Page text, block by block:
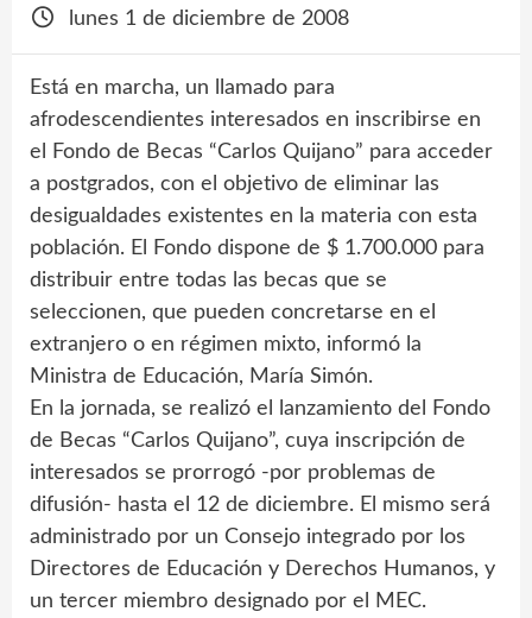
lunes 1 de diciembre de 2008
Está en marcha, un llamado para
afrodescendientes interesados en inscribirse en
el Fondo de Becas “Carlos Quijano” para acceder
a postgrados, con el objetivo de eliminar las
desigualdades existentes en la materia con esta
población. El Fondo dispone de $ 1.700.000 para
distribuir entre todas las becas que se
seleccionen, que pueden concretarse en el
extranjero o en régimen mixto, informó la
Ministra de Educación, María Simón.
En la jornada, se realizó el lanzamiento del Fondo
de Becas “Carlos Quijano”, cuya inscripción de
interesados se prorrogó -por problemas de
difusión- hasta el 12 de diciembre. El mismo será
administrado por un Consejo integrado por los
Directores de Educación y Derechos Humanos, y
un tercer miembro designado por el MEC.